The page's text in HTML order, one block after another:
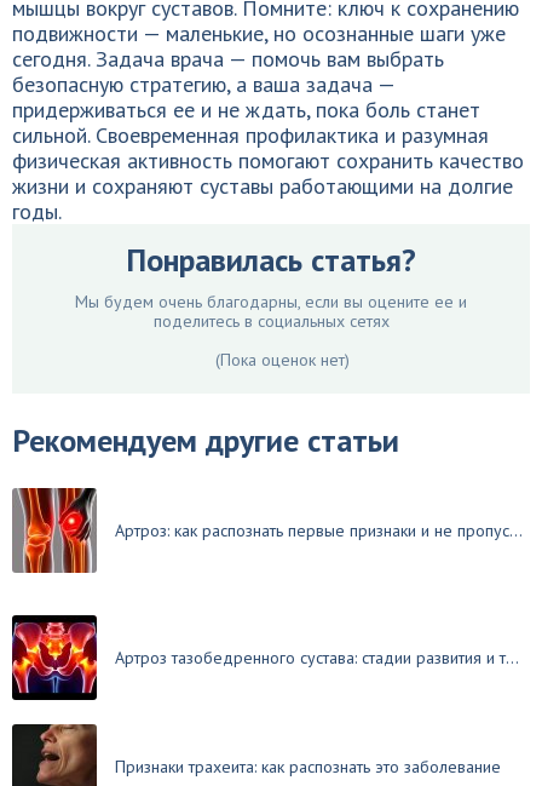
мышцы вокруг суставов. Помните: ключ к сохранению
подвижности — маленькие, но осознанные шаги уже
сегодня. Задача врача — помочь вам выбрать
безопасную стратегию, а ваша задача —
придерживаться ее и не ждать, пока боль станет
сильной. Своевременная профилактика и разумная
физическая активность помогают сохранить качество
жизни и сохраняют суставы работающими на долгие
годы.
Понравилась статья?
Мы будем очень благодарны, если вы оцените ее и
поделитесь в социальных сетях
(Пока оценок нет)
Рекомендуем другие статьи
Артроз: как распознать первые признаки и не пропус...
Артроз тазобедренного сустава: стадии развития и т...
Признаки трахеита: как распознать это заболевание